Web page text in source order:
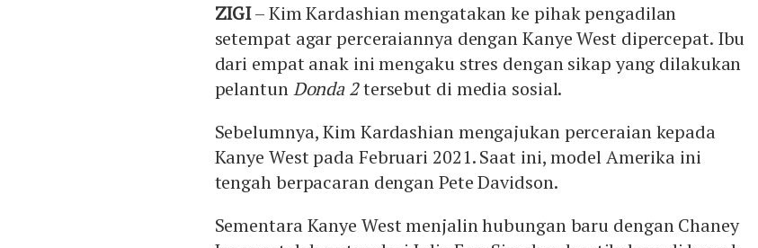
ZIGI– Kim Kardashian mengatakan ke pihak pengadilan
setempat agar perceraiannya dengan Kanye West dipercepat. Ibu
dari empat anak ini mengaku stres dengan sikap yang dilakukan
pelantunDonda 2tersebut di media sosial.
Sebelumnya, Kim Kardashian mengajukan perceraian kepada
Kanye West pada Februari 2021. Saat ini, model Amerika ini
tengah berpacaran dengan Pete Davidson.
Sementara Kanye West menjalin hubungan baru dengan Chaney